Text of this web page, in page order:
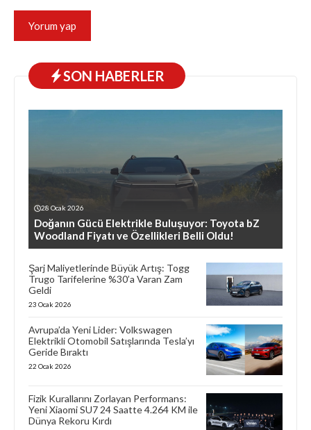
SON HABERLER
28 Ocak 2026
Doğanın Gücü Elektrikle Buluşuyor: Toyota bZ
Woodland Fiyatı ve Özellikleri Belli Oldu!
Şarj Maliyetlerinde Büyük Artış: Togg
Trugo Tarifelerine %30’a Varan Zam
Geldi
23 Ocak 2026
Avrupa’da Yeni Lider: Volkswagen
Elektrikli Otomobil Satışlarında Tesla’yı
Geride Bıraktı
22 Ocak 2026
Fizik Kurallarını Zorlayan Performans:
Yeni Xiaomi SU7 24 Saatte 4.264 KM ile
Dünya Rekoru Kırdı